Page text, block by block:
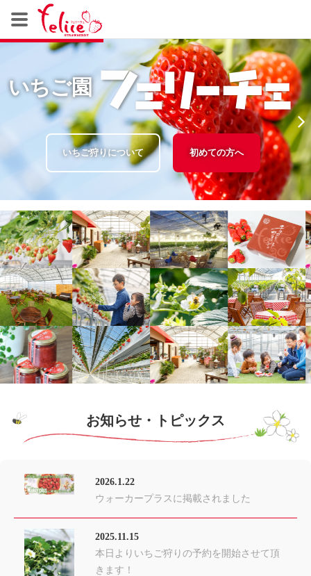
いちご園
いちご狩りについて 初めての方へ
お知らせ・トピックス
2026.1.22
ウォーカープラスに掲載されました
2025.11.15
本日よりいちご狩りの予約を開始させて頂
きます！